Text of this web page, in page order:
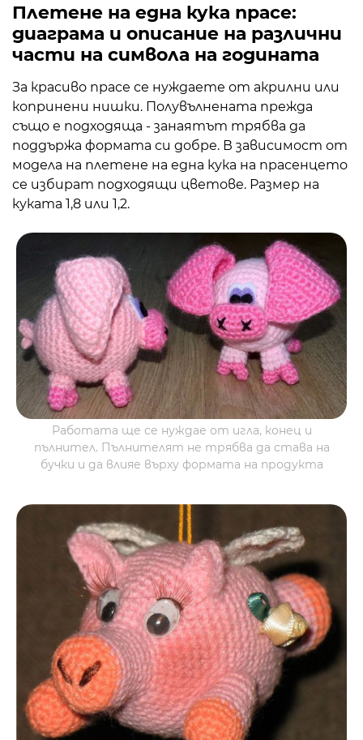
Плетене на една кука прасе:
диаграма и описание на различни
части на символа на годината
За красиво прасе се нуждаете от акрилни или
копринени нишки. Полувълнената прежда
също е подходяща - занаятът трябва да
поддържа формата си добре. В зависимост от
модела на плетене на една кука на прасенцето
се избират подходящи цветове. Размер на
куката 1,8 или 1,2.
Работата ще се нуждае от игла, конец и
пълнител. Пълнителят не трябва да става на
бучки и да влияе върху формата на продукта